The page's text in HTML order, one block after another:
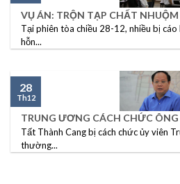
VỤ ÁN: TRỘN TẠP CHẤT
Tại phiên tòa chiều 28-12, nhiều bị cáo
hỗn...
TRUNG ƯƠNG CÁCH CHỨC
Tất Thành Cang bị cách chức ủy viên
thường...
28
Th12